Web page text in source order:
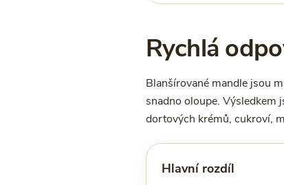
Rychlá
Blanšírované mandle jsou
snadno oloupe. Výsledkem
dortových krémů, cukroví,
Hlavní rozdíl